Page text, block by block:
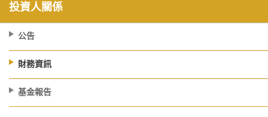
投資人關係
公告
財務資訊
基金報告